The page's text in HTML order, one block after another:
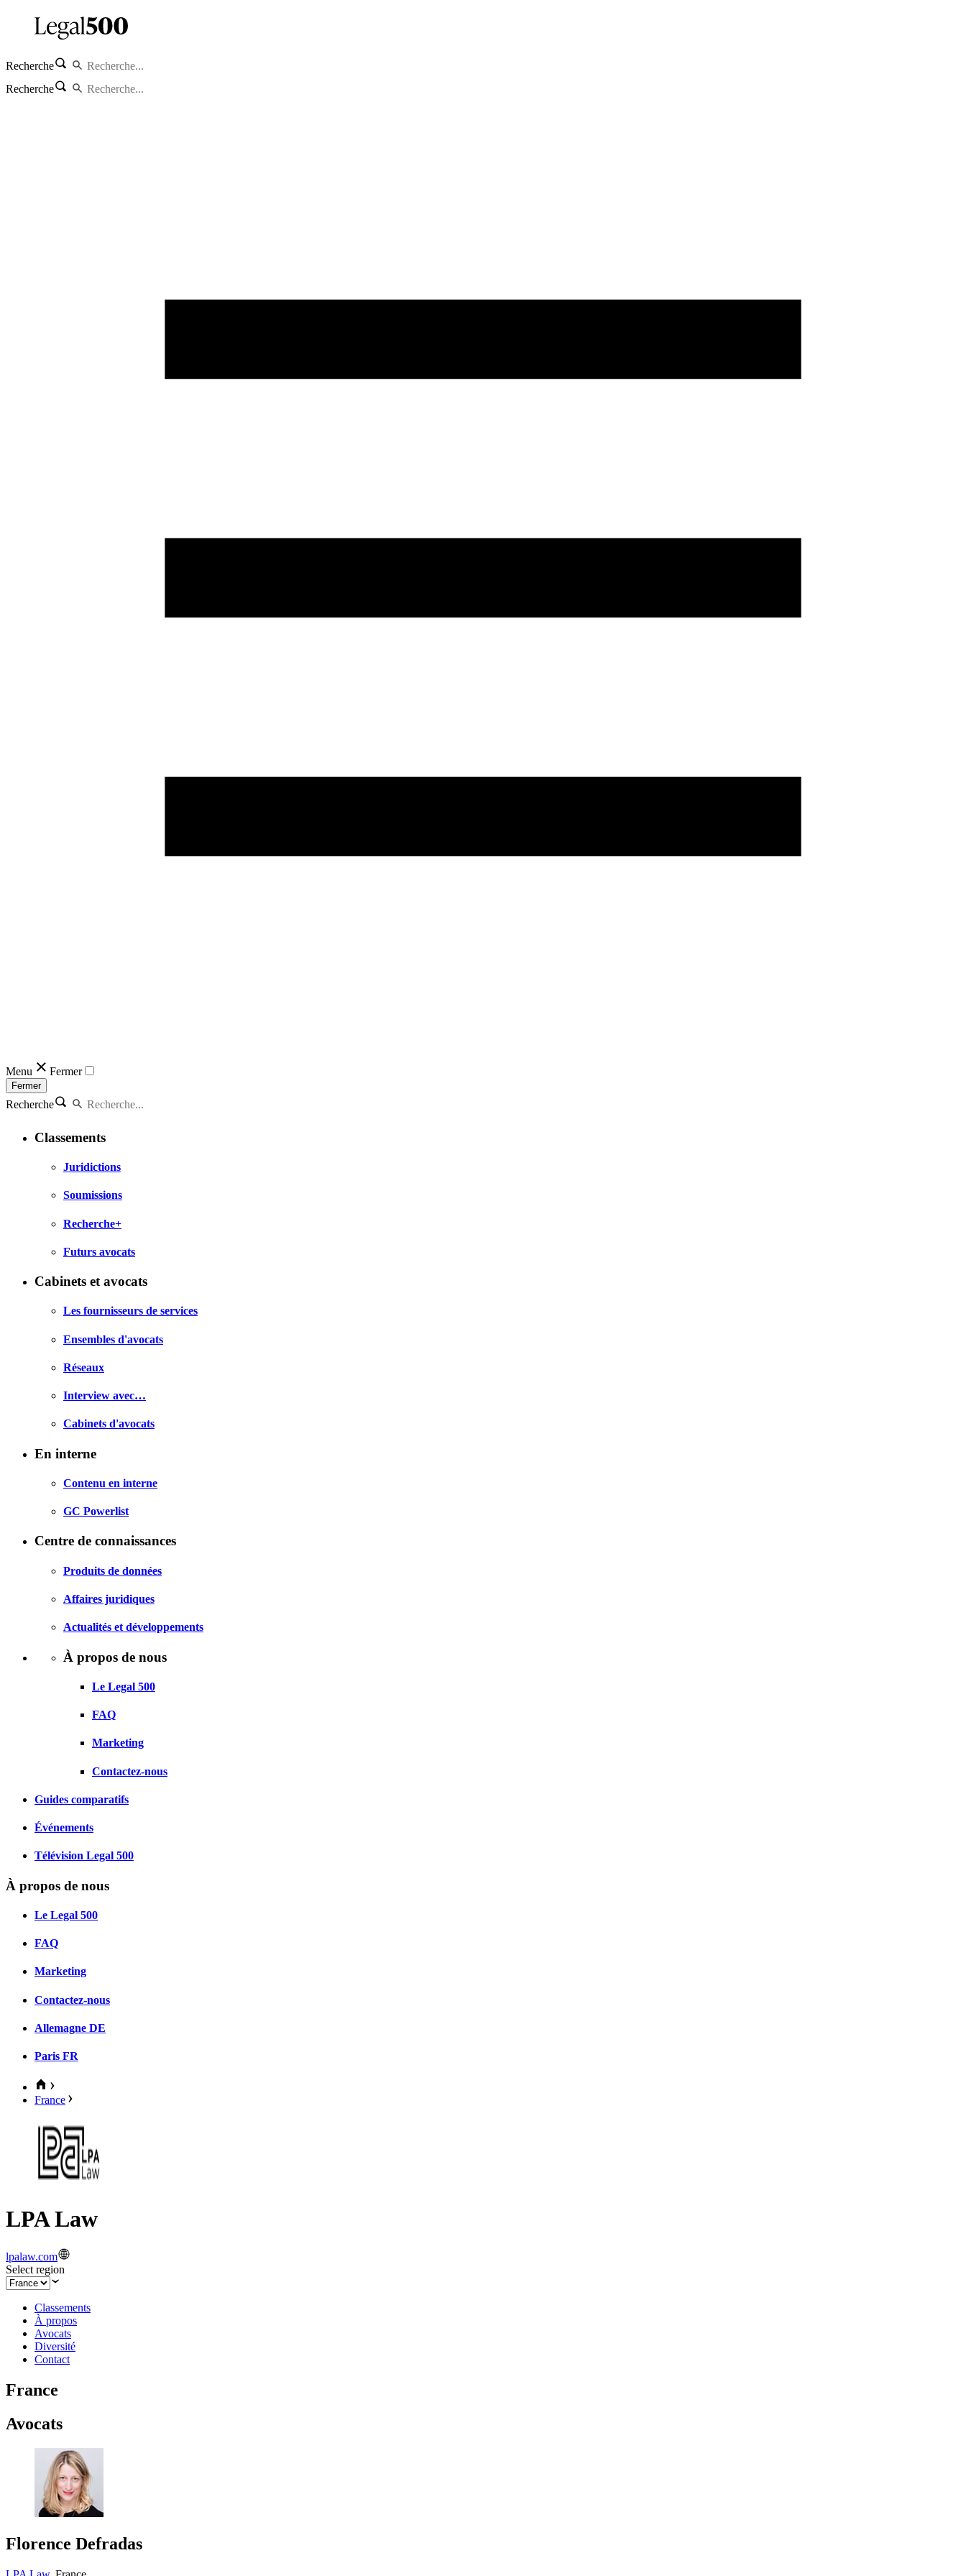
Recherche
Recherche
Menu Fermer
Fermer
Recherche
Classements
Juridictions
Soumissions
Recherche+
Futurs avocats
Cabinets et avocats
Les fournisseurs de services
Ensembles d'avocats
Réseaux
Interview avec…
Cabinets d'avocats
En interne
Contenu en interne
GC Powerlist
Centre de connaissances
Produits de données
Affaires juridiques
Actualités et développements
À propos de nous
Le Legal 500
FAQ
Marketing
Contactez-nous
Guides comparatifs
Événements
Télévision Legal 500
À propos de nous
Le Legal 500
FAQ
Marketing
Contactez-nous
Allemagne DE
Paris FR
France
LPA Law
lpalaw.com
Select region
Classements
À propos
Avocats
Diversité
Contact
France
Avocats
Florence Defradas